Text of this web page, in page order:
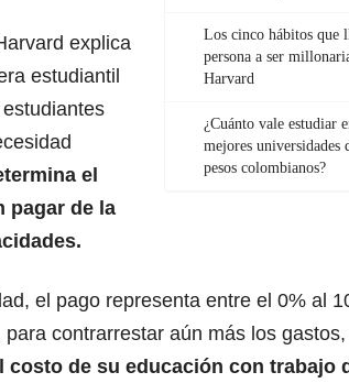
Los cinco hábitos que
persona a ser
Harvard
¿Cuánto vale estudiar
mejores universidades
pesos colombianos?
explica
estudiantil
el
pagar de la
el pago representa entre el 0% al
contrarrestar aún más los gastos,
de su educación con trabajo